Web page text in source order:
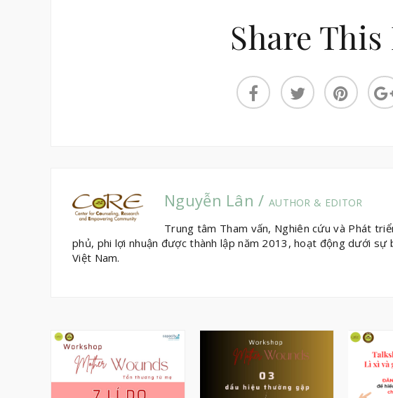
Share This
Nguyễn Lân / AUTHOR & EDITOR
Trung tâm Tham vấn, Nghiên cứu và Phát
phủ, phi lợi nhuận được thành lập năm 2013, hoạt động dưới sự
Việt Nam.